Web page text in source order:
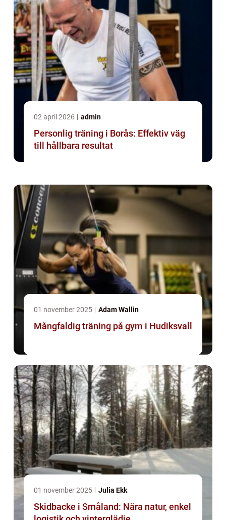
02 april 2026 admin
Personlig träning i Borås: Effektiv väg
till hållbara resultat
01 november 2025 Adam Wallin
Mångfaldig träning på gym i Hudiksvall
01 november 2025 Julia Ekk
Skidbacke i Småland: Nära natur, enkel